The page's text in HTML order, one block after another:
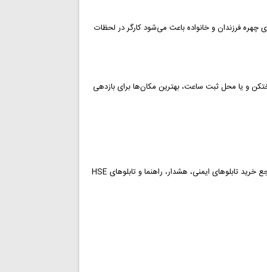
چهره فرزندان و خانواده باعث می‌شود کارگر در لحظات
و یا محل ثبت ساعت، بهترین مکان‌ها برای بازدهی
وب سایت PersianSign برند ثبت شده شرکت ایمنی صنعت پوشان کیان مرتبط با علائم ایمنی و مرجع خرید تابلوهای ایمنی، هشدار، راهنما و تابلوهای HSE